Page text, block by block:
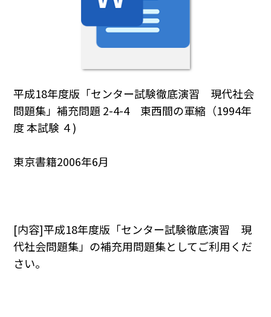
平成18年度版「センター試験徹底演習 現代社会
問題集」補充問題 2-4-4 東西間の軍縮（1994年
度 本試験 ４)
東京書籍2006年6月
[内容]平成18年度版「センター試験徹底演習 現
代社会問題集」の補充用問題集としてご利用くだ
さい。